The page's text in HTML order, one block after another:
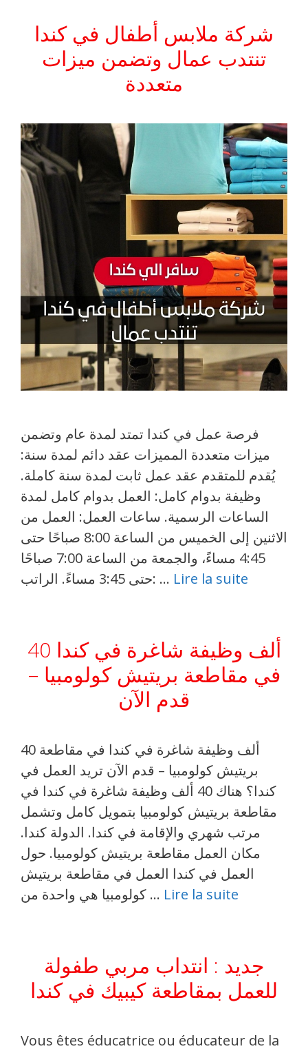
شركة ملابس أطفال في كندا
تنتدب عمال وتضمن ميزات
متعددة
فرصة عمل في كندا تمتد لمدة عام وتضمن
ميزات متعددة المميزات عقد دائم لمدة سنة:
يُقدم للمتقدم عقد عمل ثابت لمدة سنة كاملة.
وظيفة بدوام كامل: العمل بدوام كامل لمدة
الساعات الرسمية. ساعات العمل: العمل من
الاثنين إلى الخميس من الساعة 8:00 صباحًا حتى
4:45 مساءً، والجمعة من الساعة 7:00 صباحًا
حتى 3:45 مساءً. الراتب: … Lire la suite
40 ألف وظيفة شاغرة في كندا
في مقاطعة بريتيش كولومبيا –
قدم الآن
40 ألف وظيفة شاغرة في كندا في مقاطعة
بريتيش كولومبيا – قدم الآن تريد العمل في
كندا؟ هناك 40 ألف وظيفة شاغرة في كندا في
مقاطعة بريتيش كولومبيا بتمويل كامل وتشمل
مرتب شهري والإقامة في كندا. الدولة كندا.
مكان العمل مقاطعة بريتيش كولومبيا. حول
العمل في كندا العمل في مقاطعة بريتيش
كولومبيا هي واحدة من … Lire la suite
جديد : انتداب مربي طفولة
للعمل بمقاطعة كيبيك في كندا
Vous êtes éducatrice ou éducateur de la